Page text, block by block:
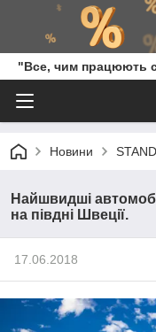
"Все, чим працюють
Новини
Найшвидші
на півдні Швеції.
17.06.2018